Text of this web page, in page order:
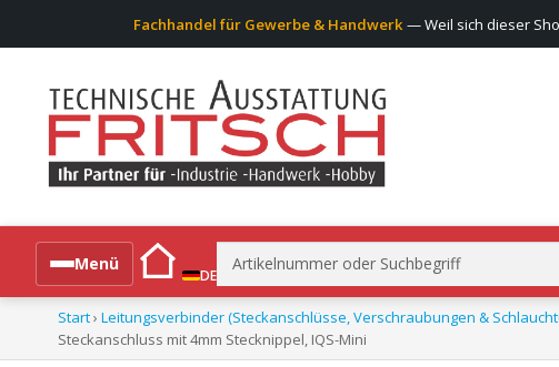
Fachhandel für Gewerbe & Handwerk — Weil sich dieser
Menü
DE
Suchen
nach:
Alle Produkte
Start› Leitungsverbinder (Steckanschlüsse, Verschraubungen &
Steckanschluss mit 4mm Stecknippel, IQS-Mini